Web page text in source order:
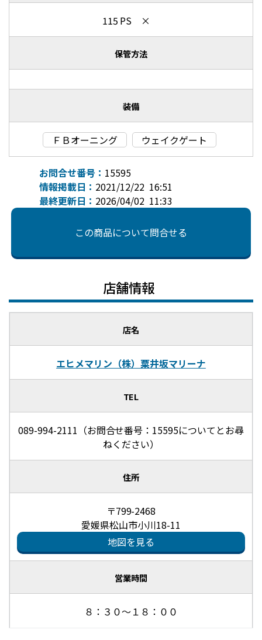
115 PS ×
保管方法
装備
ＦＢオーニング ウェイクゲート
お問合せ番号： 15595
情報掲載日： 2021/12/22 16:51
最終更新日： 2026/04/02 11:33
この商品について問合せる
店舗情報
店名
エヒメマリン（株）粟井坂マリーナ
TEL
089-994-2111（お問合せ番号：15595についてとお尋
ねください）
住所
〒799-2468
愛媛県松山市小川18-11
地図を見る
営業時間
８：３０～１８：００